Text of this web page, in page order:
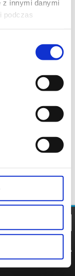
z innymi danymi
podczas
POLITYKA